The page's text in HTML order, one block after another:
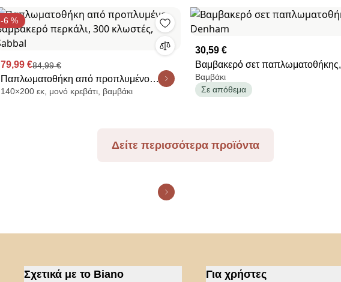
-6 %
79,99 €84,99 €
Παπλωματοθήκη από προπλυμένο
βαμβακερό περκάλι, 300 κλωστές,
140×200 εκ, μονό κρεβάτι, βαμβάκι
30,59 €
Βαμβακερό σετ παπλωματοθήκης,
Denham
Βαμβάκι
Σε απόθεμα
Δείτε περισσότερα προϊόντα
Σχετικά με το Biano Για χρήστες